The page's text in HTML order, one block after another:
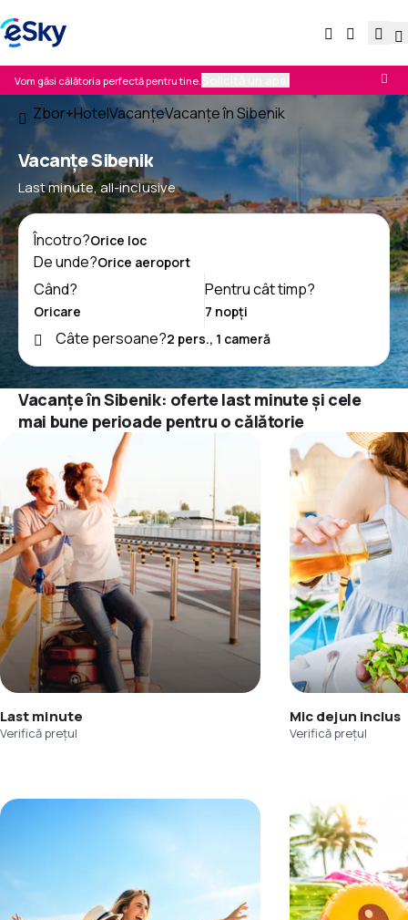
Vom găsi călătoria perfectă pentru tine.
Zbor+HotelVacanţeVacanţe în Sibenik
Vacanţe Sibenik
Last minute, all-inclusive
Încotro?
De unde?
Când?
Pentru cât timp?
Câte persoane?
Vacanțe în Sibenik: oferte last minute și cele
mai bune perioade pentru o călătorie
Last minute
Verifică prețul
Mic dejun inclus
Verifică prețul